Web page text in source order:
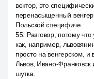
вектор, это
перенасыщенный
Польской специфиче.
55: Разговор, потому
как, например,
просто на венгерском, и
Львов, Ивано-Франковск
шутка.